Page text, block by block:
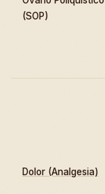
(SOP)
Dolor (Analgesia)